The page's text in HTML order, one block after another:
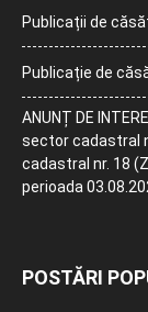
Publicații de
Publicație de
ANUNȚ DE
sector cadastral
cadastral nr. 18
perioada
POSTĂRI